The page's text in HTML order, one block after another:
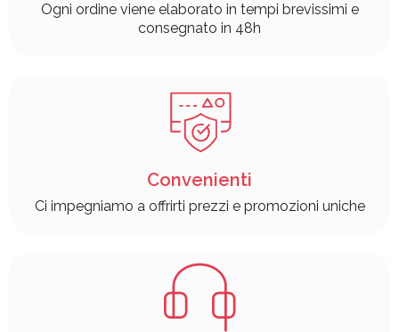
Ogni ordine viene elaborato in tempi brevissimi e
consegnato in 48h
Convenienti
Ci impegniamo a offrirti prezzi e promozioni uniche